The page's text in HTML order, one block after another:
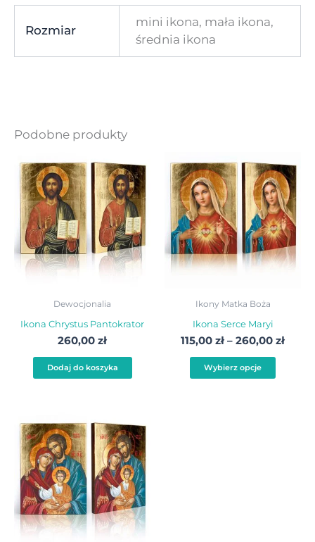
Rozmiar
mini ikona, mała ikona,
średnia ikona
Podobne produkty
Dewocjonalia
Ikona Chrystus Pantokrator
260,00 zł
Dodaj do koszyka
Ikony Matka Boża
Ikona Serce Maryi
115,00 zł – 260,00 zł
cen:
od
do
Wybierz opcje
Ten
ma
wiele
Opcje
cen:
od
115,00 zł
do
460,00 zł
Ten
produkt
ma
wiele
wariantów.
Opcje